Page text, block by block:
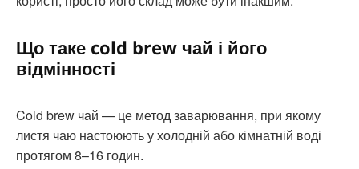
Що таке cold brew чай і його
відмінності
Cold brew чай — це метод заварювання, при якому
листя чаю настоюють у холодній або кімнатній воді
протягом 8–16 годин.